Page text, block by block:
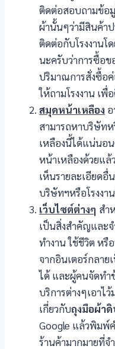
ติดต่อสอบถามข้อมู
ผ้านั้นๆว่ามีสินค้าป
ติดต่อกับโรงงานโ
นะครับว่าการซื้อข
ปริมาณการสั่งซื้อ
ให้ถามโรงงาน เ
สมุดหน้าเหลือง
สามารถหาบริษัท
เหลืองนี้ได้แน่นอ
หน้าเหลืองด้วยแล้
เห็นรายละเอียด
บริษัทฯหรือโรงง
เว็บไซต์ต่างๆ สำ
เป็นสิ่งสำคัญและจ
ทำงาน ใช้ชีวิต หรื
จากอินเตอร์กลาย
ได้ และผู้คนจัดทำ
บริการต่างๆเอาไ
เกี่ยวกับถุงมือผ้าดิ
Google แล้วพิมพ์
ร้านค้ามากมายที่